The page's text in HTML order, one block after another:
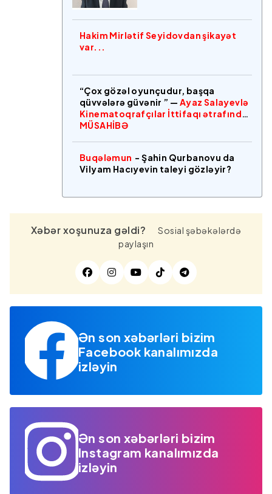
Hakim Mirlətif Seyidovdan şikayət
var...
“Çox gözəl oyunçudur, başqa
qüvvələrə güvənir ” — Ayaz Salayevlə
Kinematoqrafçılar İttifaqı ətrafında
MÜSAHİBƏ
Buqələmun - Şahin Qurbanovu da
Vilyam Hacıyevin taleyi gözləyir?
Xəbər xoşunuza gəldi?
Sosial şəbəkələrdə
paylaşın
Ən son xəbərləri bizim
Facebook kanalımızda
izləyin
Ən son xəbərləri bizim
Instagram kanalımızda
izləyin